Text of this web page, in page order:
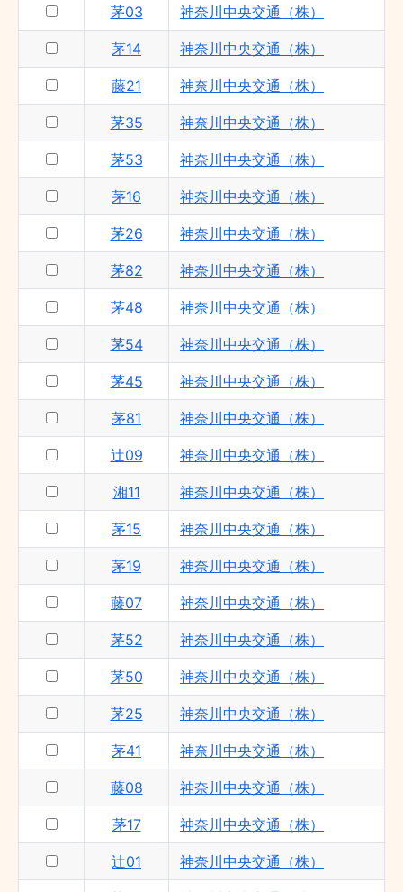
茅81 - 神奈川中央交通（株）
湘11 - 神奈川中央交通（株）
茅48 - 神奈川中央交通（株）
藤21 - 神奈川中央交通（株）
茅16 - 神奈川中央交通（株）
辻09 - 神奈川中央交通（株）
茅54 - 神奈川中央交通（株）
茅35 - 神奈川中央交通（株）
茅06 - 神奈川中央交通（株）
茅03 神奈川中央交通（株）
茅14 神奈川中央交通（株）
藤21 神奈川中央交通（株）
茅35 神奈川中央交通（株）
茅53 神奈川中央交通（株）
茅16 神奈川中央交通（株）
茅26 神奈川中央交通（株）
茅82 神奈川中央交通（株）
茅48 神奈川中央交通（株）
茅54 神奈川中央交通（株）
茅45 神奈川中央交通（株）
茅81 神奈川中央交通（株）
辻09 神奈川中央交通（株）
湘11 神奈川中央交通（株）
茅15 神奈川中央交通（株）
茅19 神奈川中央交通（株）
藤07 神奈川中央交通（株）
茅52 神奈川中央交通（株）
茅50 神奈川中央交通（株）
茅25 神奈川中央交通（株）
茅41 神奈川中央交通（株）
藤08 神奈川中央交通（株）
茅17 神奈川中央交通（株）
辻01 神奈川中央交通（株）